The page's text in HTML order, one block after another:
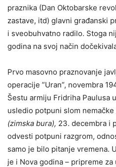
praznika (Dan Oktobarske
zastave, itd) glavni građanski
i sveobuhvatno radilo. Stoga
godina na svoj način
Prvo masovno praznovanje
operacije ”Uran”, novembra
Šestu armiju Fridriha Paulusa
usledio potpuni slom
(zimska bura), 23. decembra i
odvesti potpuni razgrom,
samo je bilo pitanje vremena.
je i Nova godina – pripreme